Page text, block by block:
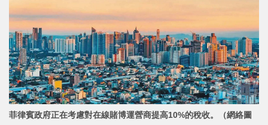
菲律賓政府正在考慮對在線賭博運營商提高10%的稅收。（網絡圖